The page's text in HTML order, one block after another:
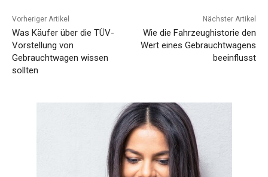
Vorheriger Artikel
Was Käufer über die TÜV-
Vorstellung von
Gebrauchtwagen wissen
sollten
Nächster Artikel
Wie die Fahrzeughistorie den
Wert eines Gebrauchtwagens
beeinflusst